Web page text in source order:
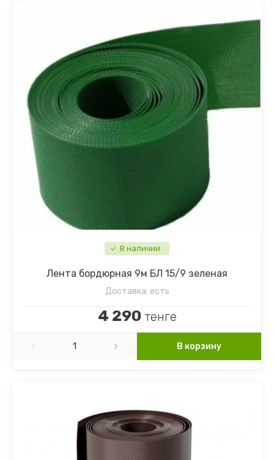
В наличии
Лента бордюрная 9м БЛ 15/9 зеленая
Доставка: есть
4 290 тенге
В корзину